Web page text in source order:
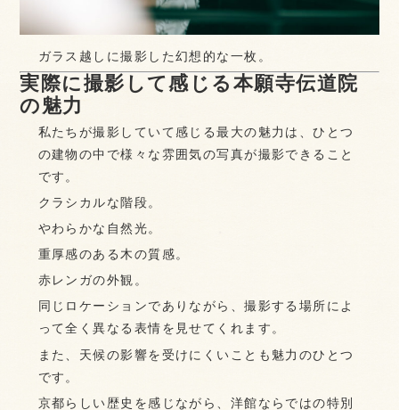
ガラス越しに撮影した幻想的な一枚。
実際に撮影して感じる本願寺伝道院
の魅力
私たちが撮影していて感じる最大の魅力は、ひとつ
の建物の中で様々な雰囲気の写真が撮影できること
です。
クラシカルな階段。
やわらかな自然光。
重厚感のある木の質感。
赤レンガの外観。
同じロケーションでありながら、撮影する場所によ
って全く異なる表情を見せてくれます。
また、天候の影響を受けにくいことも魅力のひとつ
です。
京都らしい歴史を感じながら、洋館ならではの特別